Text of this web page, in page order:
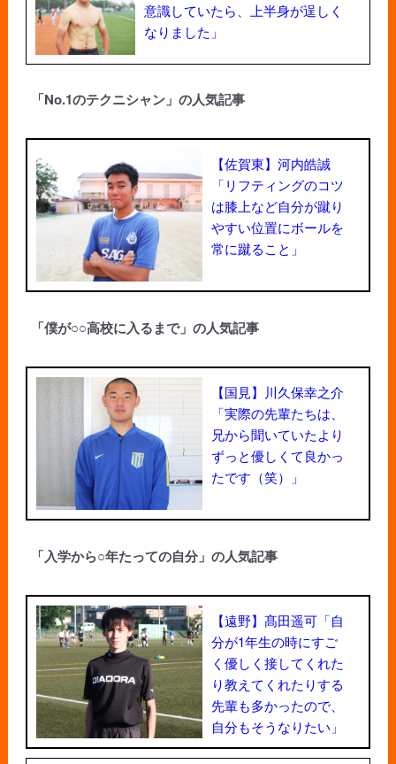
意識していたら、上半身が逞しく
なりました」
「No.1のテクニシャン」の人気記事
【佐賀東】河内皓誠
「リフティングのコツ
は膝上など自分が蹴り
やすい位置にボールを
常に蹴ること」
「僕が○○高校に入るまで」の人気記事
【国見】川久保幸之介
「実際の先輩たちは、
兄から聞いていたより
ずっと優しくて良かっ
たです（笑）」
「入学から○年たっての自分」の人気記事
【遠野】髙田遥可「自
分が1年生の時にすご
く優しく接してくれた
り教えてくれたりする
先輩も多かったので、
自分もそうなりたい」